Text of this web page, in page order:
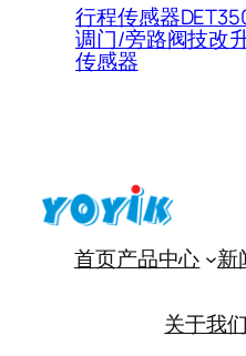
行程传感器
调门/旁路阀技改
传感器
首页产品中心 新
关于我们